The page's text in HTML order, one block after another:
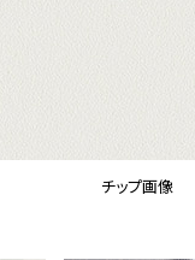
チップ画像